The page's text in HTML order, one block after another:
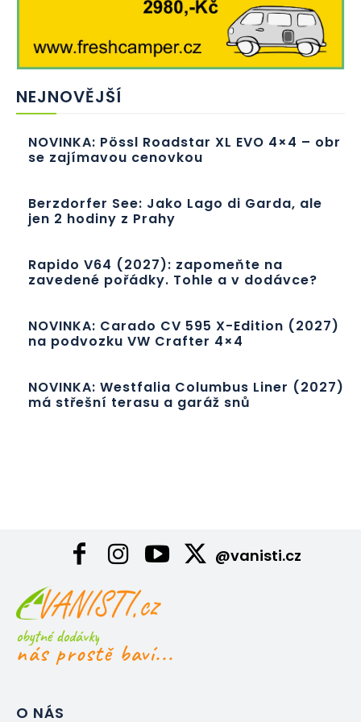
NEJNOVĚJŠÍ
NOVINKA: Pössl Roadstar XL EVO 4×4 – obr
se zajímavou cenovkou
Berzdorfer See: Jako Lago di Garda, ale
jen 2 hodiny z Prahy
Rapido V64 (2027): zapomeňte na
zavedené pořádky. Tohle a v dodávce?
NOVINKA: Carado CV 595 X-Edition (2027)
na podvozku VW Crafter 4×4
NOVINKA: Westfalia Columbus Liner (2027)
má střešní terasu a garáž snů
@vanisti.cz
obytné dodávky
nás prostě baví...
O NÁS